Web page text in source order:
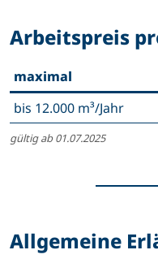
Arbeitspreis
maximal
bis 12.000 m³/Jahr
gültig ab 01.07.2025
Allgemeine